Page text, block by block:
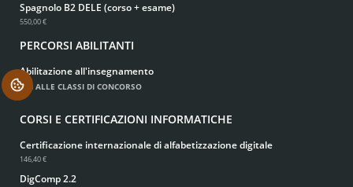
Spagnolo B2 DELE (corso + esame)
550,00 €
PERCORSI ABILITANTI
Abilitazione all'insegnamento
VAI ALLE CLASSI DI CONCORSO
CORSI E CERTIFICAZIONI INFORMATICHE
Certificazione internazionale di alfabetizzazione digitale
146,40 €
DigComp 2.2
.